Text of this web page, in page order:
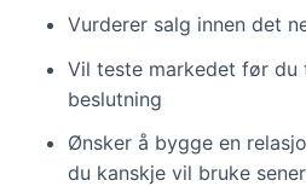
Vurderer salg innen det
Vil teste markedet før du
beslutning
Ønsker å bygge en
du kanskje vil bruke